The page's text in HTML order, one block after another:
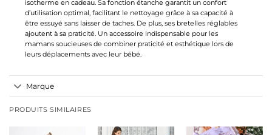
isotherme en cadeau. Sa fonction étanche garantit un confort
d’utilisation optimal, facilitant le nettoyage grâce à sa capacité à
être essuyé sans laisser de taches. De plus, ses bretelles réglables
ajoutent à sa praticité. Un accessoire indispensable pour les
mamans soucieuses de combiner praticité et esthétique lors de
leurs déplacements avec leur bébé.
Marque
PRODUITS SIMILAIRES